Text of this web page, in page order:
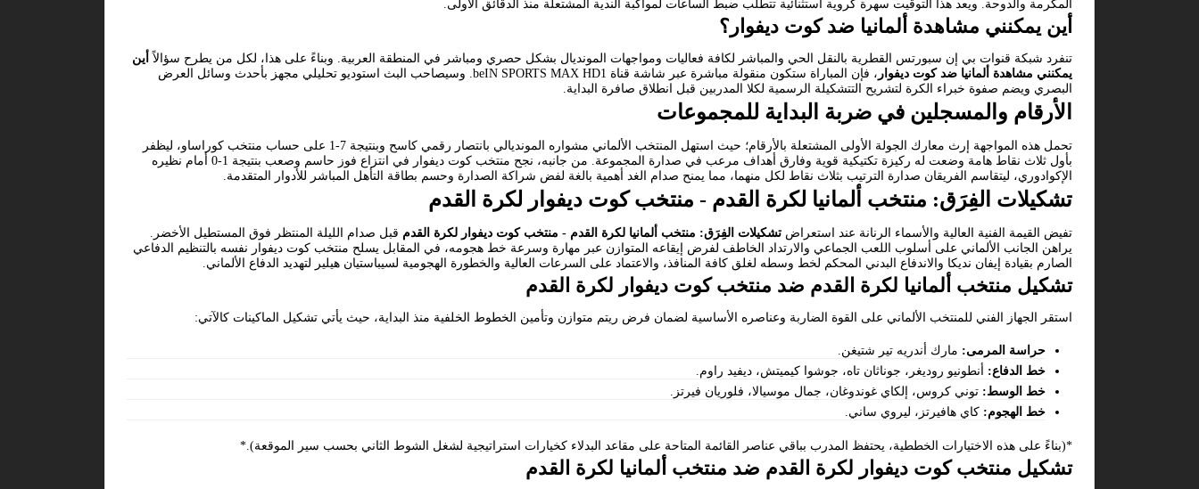
المكرمة والدوحة. ويعد هذا التوقيت سهرة كروية استثنائية تتطلب ضبط الساعات لمواكبة الندية المشتعلة منذ الدقائق الأولى.
أين يمكنني مشاهدة ألمانيا ضد كوت ديفوار؟
تنفرد شبكة قنوات بي إن سبورتس القطرية بالنقل الحي والمباشر لكافة فعاليات ومواجهات المونديال بشكل حصري ومباشر في المنطقة العربية. وبناءً على هذا، لكل من يطرح سؤالاً أين
يمكنني مشاهدة ألمانيا ضد كوت ديفوار
، فإن المباراة ستكون منقولة مباشرة عبر شاشة قناة beIN SPORTS MAX HD1. وسيصاحب البث استوديو تحليلي مجهز بأحدث وسائل العرض
البصري ويضم صفوة خبراء الكرة لتشريح التتشكيلة الرسمية لكلا المدربين قبل انطلاق صافرة البداية.
الأرقام والمسجلين في ضربة البداية للمجموعات
تحمل هذه المواجهة إرث معارك الجولة الأولى المشتعلة بالأرقام؛ حيث استهل المنتخب الألماني مشواره المونديالي بانتصار رقمي كاسح وبنتيجة 7-1 على حساب منتخب كوراساو، ليظفر
بأول ثلاث نقاط هامة وضعت له ركيزة تكتيكية قوية وفارق أهداف مرعب في صدارة المجموعة. من جانبه، نجح منتخب كوت ديفوار في انتزاع فوز حاسم وصعب بنتيجة 1-0 أمام نظيره
الإكوادوري، ليتقاسم الفريقان صدارة الترتيب بثلاث نقاط لكل منهما، مما يمنح صدام الغد أهمية بالغة لفض شراكة الصدارة وحسم بطاقة التأهل المباشر للأدوار المتقدمة.
تشكيلات الفِرَق: منتخب ألمانيا لكرة القدم - منتخب كوت ديفوار لكرة القدم
تفيض القيمة الفنية العالية والأسماء الرنانة عند استعراض تشكيلات الفِرَق: منتخب ألمانيا لكرة القدم - منتخب كوت ديفوار لكرة القدم قبل صدام الليلة المنتظر فوق المستطيل الأخضر.
يراهن الجانب الألماني على أسلوب اللعب الجماعي والارتداد الخاطف لفرض إيقاعه المتوازن عبر مهارة وسرعة خط هجومه، في المقابل يسلح منتخب كوت ديفوار نفسه بالتنظيم الدفاعي
الصارم بقيادة إيفان نديكا والاندفاع البدني المحكم لخط وسطه لغلق كافة المنافذ، والاعتماد على السرعات العالية والخطورة الهجومية لسيباستيان هيلير لتهديد الدفاع الألماني.
تشكيل منتخب ألمانيا لكرة القدم ضد منتخب كوت ديفوار لكرة القدم
استقر الجهاز الفني للمنتخب الألماني على القوة الضاربة وعناصره الأساسية لضمان فرض ريتم متوازن وتأمين الخطوط الخلفية منذ البداية، حيث يأتي تشكيل الماكينات كالآتي:
حراسة المرمى: مارك أندريه تير شتيغن.
خط الدفاع: أنطونيو روديغر، جوناثان تاه، جوشوا كيميتش، ديفيد راوم.
خط الوسط: توني كروس، إلكاي غوندوغان، جمال موسيالا، فلوريان فيرتز.
خط الهجوم: كاي هافيرتز، ليروي ساني.
*(بناءً على هذه الاختيارات الخططية، يحتفظ المدرب بباقي عناصر القائمة المتاحة على مقاعد البدلاء كخيارات استراتيجية لشغل الشوط الثاني بحسب سير الموقعة).*
تشكيل منتخب كوت ديفوار لكرة القدم ضد منتخب ألمانيا لكرة القدم